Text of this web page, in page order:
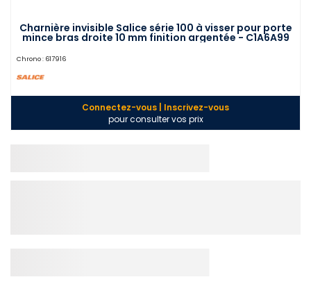
Charnière invisible Salice série 100 à visser pour porte
mince bras droite 10 mm finition argentée - C1A6A99
Chrono : 617916
Connectez-vous | Inscrivez-vous
pour consulter vos prix